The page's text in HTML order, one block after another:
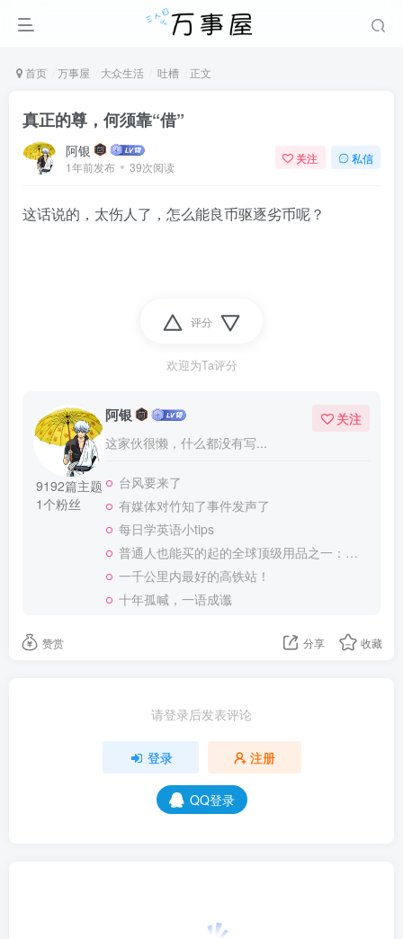
首页 万事屋 大众生活 吐槽 正文
真正的尊，何须靠“借”
阿银
1年前发布 39次阅读
关注 私信
这话说的，太伤人了，怎么能良币驱逐劣币呢？
评分
欢迎为Ta评分
9192篇主题
1个粉丝
阿银
这家伙很懒，什么都没有写...
关注
台风要来了
有媒体对竹知了事件发声了
每日学英语小tips
普通人也能买的起的全球顶级用品之一：WD-40润滑除锈剂！
一千公里内最好的高铁站！
十年孤喊，一语成谶
赞赏 分享 收藏
请登录后发表评论
登录 注册
QQ登录